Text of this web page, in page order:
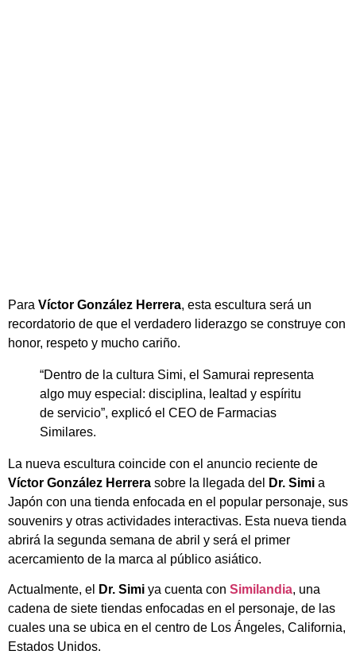
Para Víctor González Herrera, esta escultura será un
recordatorio de que el verdadero liderazgo se construye con
honor, respeto y mucho cariño.
“Dentro de la cultura Simi, el Samurai representa
algo muy especial: disciplina, lealtad y espíritu
de servicio”, explicó el CEO de Farmacias
Similares.
La nueva escultura coincide con el anuncio reciente de
Víctor González Herrera sobre la llegada del Dr. Simi a
Japón con una tienda enfocada en el popular personaje, sus
souvenirs y otras actividades interactivas. Esta nueva tienda
abrirá la segunda semana de abril y será el primer
acercamiento de la marca al público asiático.
Actualmente, el Dr. Simi ya cuenta con Similandia, una
cadena de siete tiendas enfocadas en el personaje, de las
cuales una se ubica en el centro de Los Ángeles, California,
Estados Unidos.